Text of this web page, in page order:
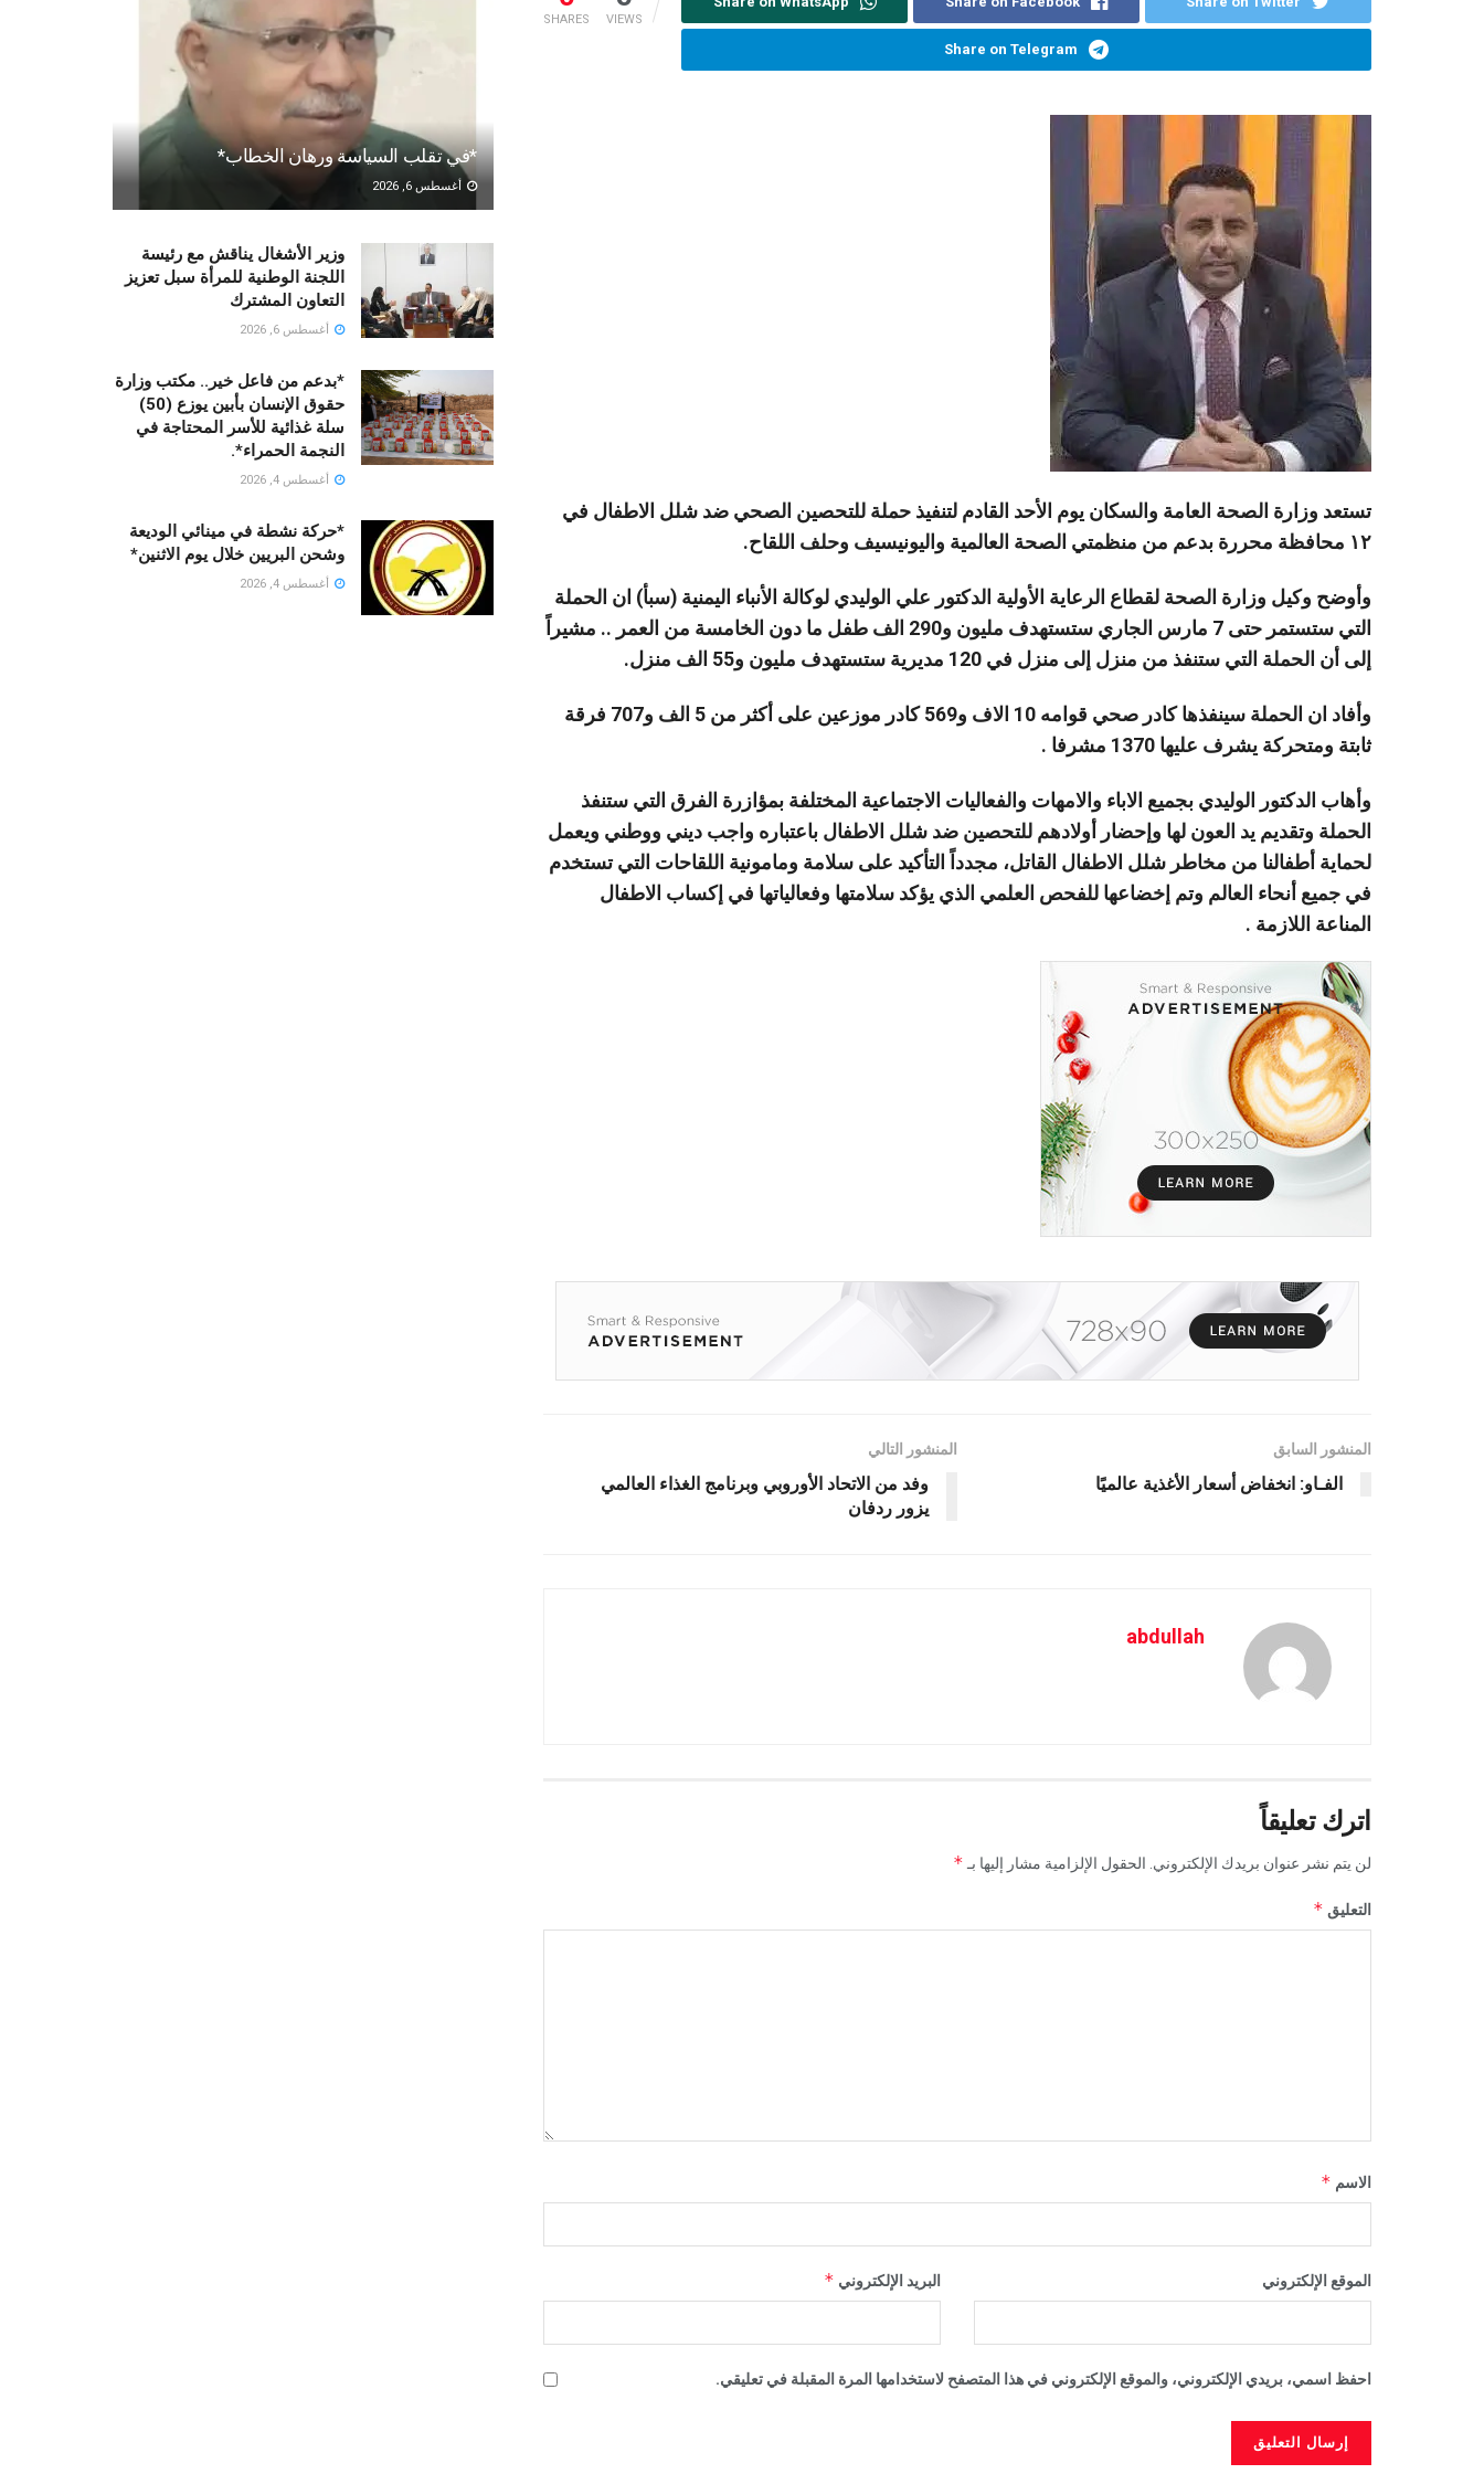
SHARES VIEWS
Share on Telegram
تستعد وزارة الصحة العامة والسكان يوم الأحد القادم لتنفيذ حملة للتحصين الصحي ضد شلل الاطفال في
١٢ محافظة محررة بدعم من منظمتي الصحة العالمية واليونيسيف وحلف اللقاح.
وأوضح وكيل وزارة الصحة لقطاع الرعاية الأولية الدكتور علي الوليدي لوكالة الأنباء اليمنية (سبأ) ان الحملة
التي ستستمر حتى 7 مارس الجاري ستستهدف مليون و290 الف طفل ما دون الخامسة من العمر .. مشيراً
إلى أن الحملة التي ستنفذ من منزل إلى منزل في 120 مديرية ستستهدف مليون و55 الف منزل.
وأفاد ان الحملة سينفذها كادر صحي قوامه 10 الاف و569 كادر موزعين على أكثر من 5 الف و707 فرقة
ثابتة ومتحركة يشرف عليها 1370 مشرفا .
وأهاب الدكتور الوليدي بجميع الاباء والامهات والفعاليات الاجتماعية المختلفة بمؤازرة الفرق التي ستنفذ
الحملة وتقديم يد العون لها وإحضار أولادهم للتحصين ضد شلل الاطفال باعتباره واجب ديني ووطني ويعمل
لحماية أطفالنا من مخاطر شلل الاطفال القاتل، مجدداً التأكيد على سلامة ومامونية اللقاحات التي تستخدم
في جميع أنحاء العالم وتم إخضاعها للفحص العلمي الذي يؤكد سلامتها وفعالياتها في إكساب الاطفال
المناعة اللازمة .
المنشور السابق
الفـاو: انخفاض أسعار الأغذية عالميًا
المنشور التالي
وفد من الاتحاد الأوروبي وبرنامج الغذاء العالمي
يزور ردفان
abdullah
اترك تعليقاً
لن يتم نشر عنوان بريدك الإلكتروني. الحقول الإلزامية مشار إليها بـ *
التعليق *
الاسم *
البريد الإلكتروني * الموقع الإلكتروني
احفظ اسمي، بريدي الإلكتروني، والموقع الإلكتروني في هذا المتصفح لاستخدامها المرة المقبلة في تعليقي.
*في تقلب السياسة ورهان الخطاب*
أغسطس 6, 2026
وزير الأشغال يناقش مع رئيسة
اللجنة الوطنية للمرأة سبل تعزيز
التعاون المشترك
أغسطس 6, 2026
*بدعم من فاعل خير.. مكتب وزارة
حقوق الإنسان بأبين يوزع (50)
سلة غذائية للأسر المحتاجة في
النجمة الحمراء*.
أغسطس 4, 2026
*حركة نشطة في مينائي الوديعة
وشحن البريين خلال يوم الاثنين*
أغسطس 4, 2026